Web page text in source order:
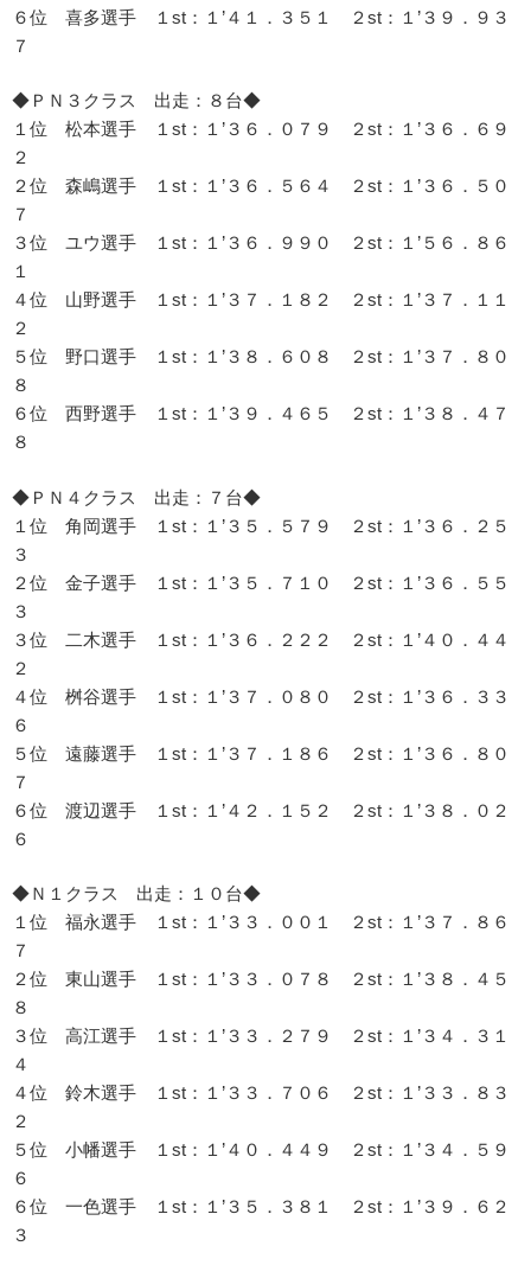
６位 喜多選手 １st：１’４１．３５１ ２st：１’３９．９３
７
◆ＰＮ３クラス 出走：８台◆
１位 松本選手 １st：１’３６．０７９ ２st：１’３６．６９
２
２位 森嶋選手 １st：１’３６．５６４ ２st：１’３６．５０
７
３位 ユウ選手 １st：１’３６．９９０ ２st：１’５６．８６
１
４位 山野選手 １st：１’３７．１８２ ２st：１’３７．１１
２
５位 野口選手 １st：１’３８．６０８ ２st：１’３７．８０
８
６位 西野選手 １st：１’３９．４６５ ２st：１’３８．４７
８
◆ＰＮ４クラス 出走：７台◆
１位 角岡選手 １st：１’３５．５７９ ２st：１’３６．２５
３
２位 金子選手 １st：１’３５．７１０ ２st：１’３６．５５
３
３位 二木選手 １st：１’３６．２２２ ２st：１’４０．４４
２
４位 桝谷選手 １st：１’３７．０８０ ２st：１’３６．３３
６
５位 遠藤選手 １st：１’３７．１８６ ２st：１’３６．８０
７
６位 渡辺選手 １st：１’４２．１５２ ２st：１’３８．０２
６
◆Ｎ１クラス 出走：１０台◆
１位 福永選手 １st：１’３３．００１ ２st：１’３７．８６
７
２位 東山選手 １st：１’３３．０７８ ２st：１’３８．４５
８
３位 高江選手 １st：１’３３．２７９ ２st：１’３４．３１
４
４位 鈴木選手 １st：１’３３．７０６ ２st：１’３３．８３
２
５位 小幡選手 １st：１’４０．４４９ ２st：１’３４．５９
６
６位 一色選手 １st：１’３５．３８１ ２st：１’３９．６２
３